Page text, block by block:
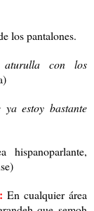
los pantalones.
aturulla con los
estoy bastante
hispanoparlante,
En cualquier área